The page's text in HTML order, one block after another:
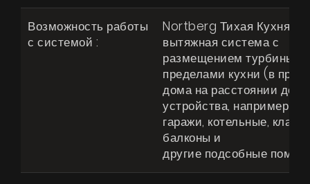
Техническая поддержка
Виртуальный салон
Где купить
Галерея
Акции
Сотрудничество
Возможность работы
с системой :
Nortberg Тихая Кухня -
вытяжная система с
размещением турбины за
пределами кухни (в
дома на расстоянии до 4
устройства, например
гаражи, котельные,
балконы и
другие подсобные